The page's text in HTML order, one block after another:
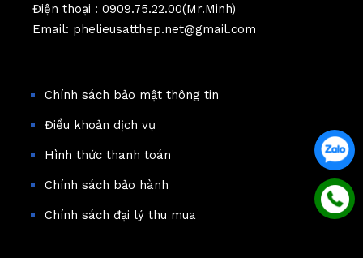
Điện thoại : 0909.75.22.00(Mr.Minh)
Email: phelieusatthep.net@gmail.com
Chính sách bảo mật thông tin
Điều khoản dịch vụ
Hình thức thanh toán
Chính sách bảo hành
Chính sách đại lý thu mua